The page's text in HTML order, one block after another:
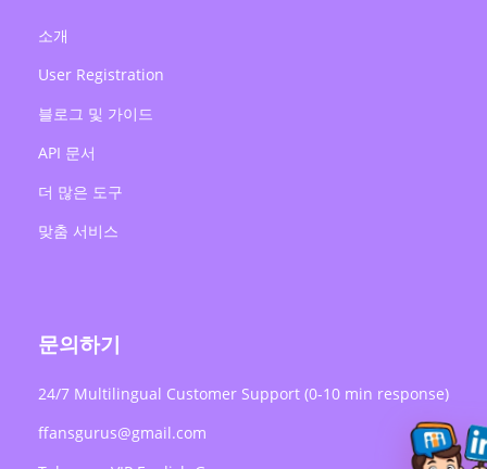
소개
User Registration
블로그 및 가이드
API 문서
더 많은 도구
맞춤 서비스
문의하기
24/7 Multilingual Customer Support (0-10 min response)
ffansgurus@gmail.com